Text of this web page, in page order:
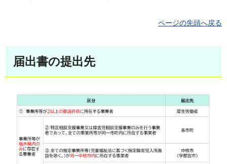
ページの先頭へ戻る
届出書の提出先